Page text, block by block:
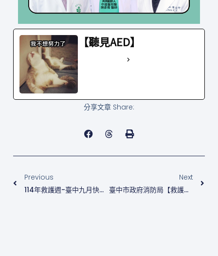
【聽見AED】
See Full Bio
分享文章 Share:
Previous
114年救護週-臺中九月快閃CPR活動
Next
臺中市政府消防局【救護週系列活動】開跑啦！